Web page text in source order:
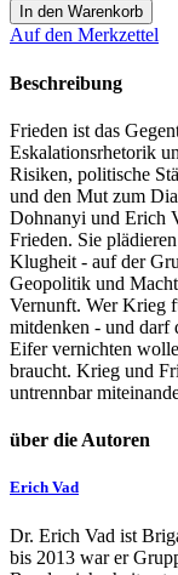
In den Warenkorb
Auf den Merkzettel
Beschreibung
Frieden ist das
Eskalationsrhetorik
Risiken, politische
und den Mut zum
Dohnanyi und Erich
Frieden. Sie
Klugheit - auf der
Geopolitik und
Vernunft. Wer Krieg
mitdenken - und darf
Eifer vernichten
braucht. Krieg und
untrennbar
über die Autoren
Erich Vad
Dr. Erich Vad ist
bis 2013 war er